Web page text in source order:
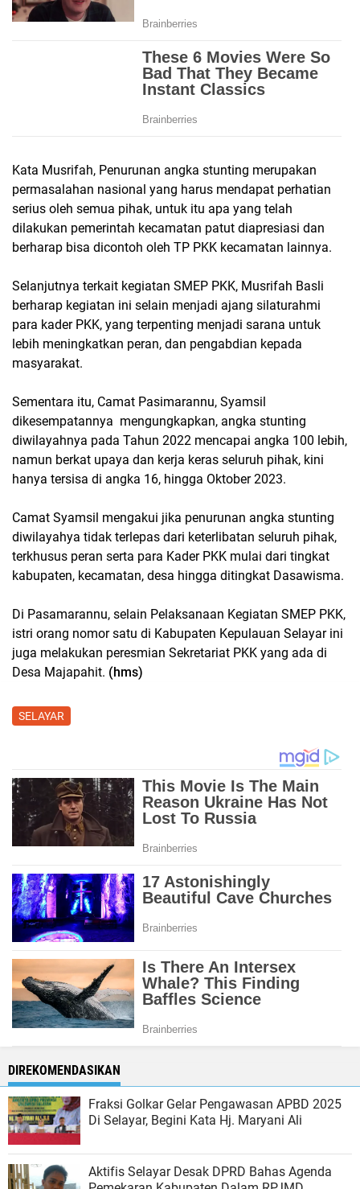
Kata Musrifah, Penurunan angka stunting merupakan
permasalahan nasional yang harus mendapat perhatian
serius oleh semua pihak, untuk itu apa yang telah
dilakukan pemerintah kecamatan patut diapresiasi dan
berharap bisa dicontoh oleh TP PKK kecamatan lainnya.
Selanjutnya terkait kegiatan SMEP PKK, Musrifah Basli
berharap kegiatan ini selain menjadi ajang silaturahmi
para kader PKK, yang terpenting menjadi sarana untuk
lebih meningkatkan peran, dan pengabdian kepada
masyarakat.
Sementara itu, Camat Pasimarannu, Syamsil
dikesempatannya mengungkapkan, angka stunting
diwilayahnya pada Tahun 2022 mencapai angka 100 lebih,
namun berkat upaya dan kerja keras seluruh pihak, kini
hanya tersisa di angka 16, hingga Oktober 2023.
Camat Syamsil mengakui jika penurunan angka stunting
diwilayahya tidak terlepas dari keterlibatan seluruh pihak,
terkhusus peran serta para Kader PKK mulai dari tingkat
kabupaten, kecamatan, desa hingga ditingkat Dasawisma.
Di Pasamarannu, selain Pelaksanaan Kegiatan SMEP PKK,
istri orang nomor satu di Kabupaten Kepulauan Selayar ini
juga melakukan peresmian Sekretariat PKK yang ada di
Desa Majapahit. (hms)
SELAYAR
DIREKOMENDASIKAN
Fraksi Golkar Gelar Pengawasan APBD 2025
Di Selayar, Begini Kata Hj. Maryani Ali
Aktifis Selayar Desak DPRD Bahas Agenda